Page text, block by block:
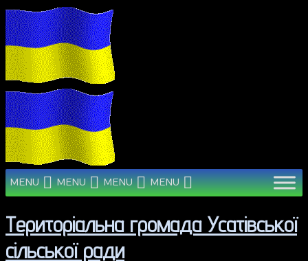
MENU MENU MENU MENU
Територіальна громада Усатівської
сільської ради